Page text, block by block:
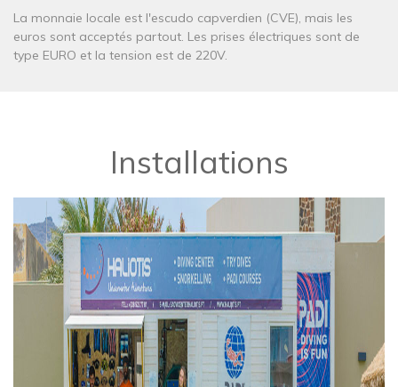
La monnaie locale est l'escudo capverdien (CVE), mais les
euros sont acceptés partout. Les prises électriques sont de
type EURO et la tension est de 220V.
Installations